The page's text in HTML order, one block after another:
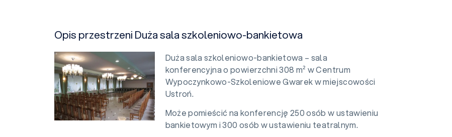
Opis przestrzeni Duża sala szkoleniowo-bankietowa
Duża sala szkoleniowo-bankietowa – sala
konferencyjna o powierzchni 308 m² w Centrum
Wypoczynkowo-Szkoleniowe Gwarek w miejscowości
Ustroń.
Może pomieścić na konferencję 250 osób w ustawieniu
bankietowym i 300 osób w ustawieniu teatralnym.